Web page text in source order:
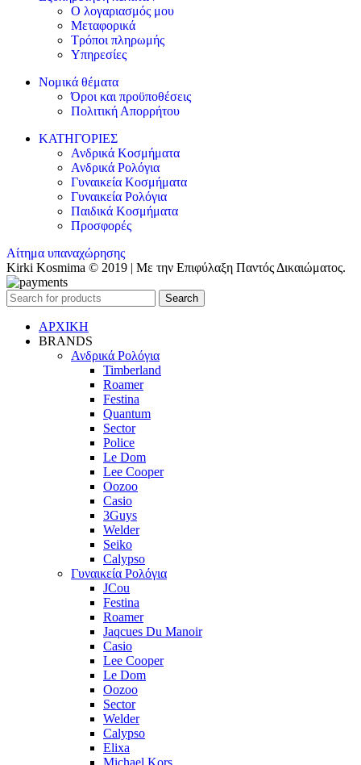
Ο λογαριασμός μου
Μεταφορικά
Τρόποι πληρωμής
Υπηρεσίες
Νομικά θέματα
Όροι και προϋποθέσεις
Πολιτική Απορρήτου
ΚΑΤΗΓΟΡΙΕΣ
Ανδρικά Κοσμήματα
Ανδρικά Ρολόγια
Γυναικεία Κοσμήματα
Γυναικεία Ρολόγια
Παιδικά Κοσμήματα
Προσφορές
Αίτημα υπαναχώρησης
Kirki Kosmima © 2019 | Με την Επιφύλαξη Παντός Δικαιώματος.
Search
ΑΡΧΙΚΗ
BRANDS
Ανδρικά Ρολόγια
Timberland
Roamer
Festina
Quantum
Sector
Police
Le Dom
Lee Cooper
Oozoo
Casio
3Guys
Welder
Seiko
Calypso
Γυναικεία Ρολόγια
JCou
Festina
Roamer
Jaqcues Du Manoir
Casio
Lee Cooper
Le Dom
Oozoo
Sector
Welder
Calypso
Elixa
Michael Kors